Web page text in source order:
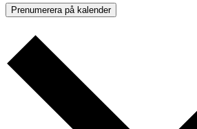
Prenumerera på kalender